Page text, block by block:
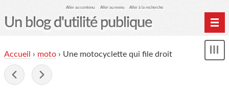
Aller au contenu Aller au menu Aller à la recherche
Un blog d'utilité publique
le Glob qui nuisait grave
Accueil › moto › Une motocyclette qui file droit